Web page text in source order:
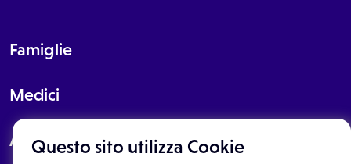
Questo sito utilizza Cookie
Famiglie
Medici
About